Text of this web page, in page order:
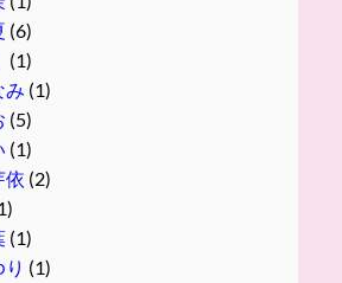
(6)
(1)
み (1)
(5)
(1)
依 (2)
(1)
(1)